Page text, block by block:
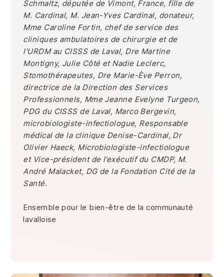
Schmaltz, députée de Vimont, France, fille de
M. Cardinal, M. Jean-Yves Cardinal, donateur,
Mme Caroline Fortin, chef de service des
cliniques ambulatoires de chirurgie et de
l'URDM au CISSS de Laval, Dre Martine
Montigny, Julie Côté et Nadie Leclerc,
Stomothérapeutes, Dre Marie-Ève Perron,
directrice de la Direction des Services
Professionnels, Mme Jeanne Evelyne Turgeon,
PDG du CISSS de Laval, Marco Bergevin,
microbiologiste-infectiologue, Responsable
médical de la clinique Denise-Cardinal, Dr
Olivier Haeck, Microbiologiste-infectiologue
et Vice-président de l’exécutif du CMDP, M.
André Malacket, DG de la Fondation Cité de la
Santé.
Ensemble pour le bien-être de la communauté
lavalloise